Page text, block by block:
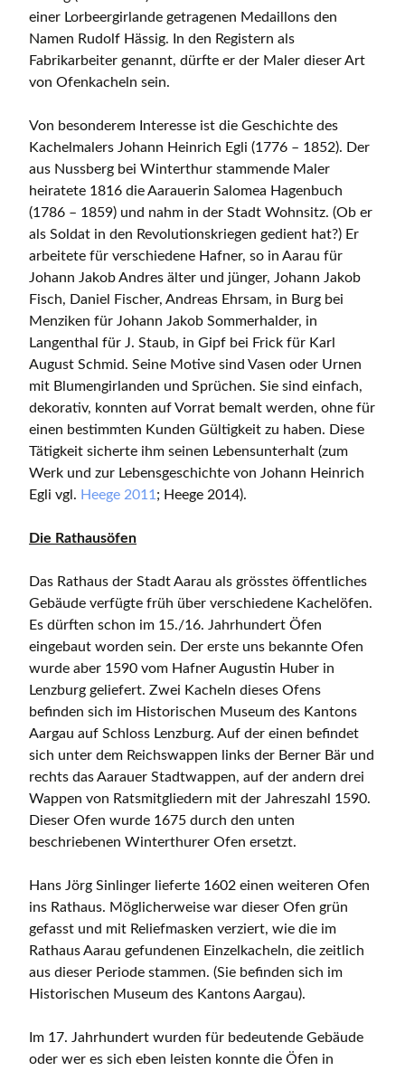
einer Lorbeergirlande getragenen Medaillons den
Namen Rudolf Hässig. In den Registern als
Fabrikarbeiter genannt, dürfte er der Maler dieser Art
von Ofenkacheln sein.
Von besonderem Interesse ist die Geschichte des
Kachelmalers Johann Heinrich Egli (1776 – 1852). Der
aus Nussberg bei Winterthur stammende Maler
heiratete 1816 die Aarauerin Salomea Hagenbuch
(1786 – 1859) und nahm in der Stadt Wohnsitz. (Ob er
als Soldat in den Revolutionskriegen gedient hat?) Er
arbeitete für verschiedene Hafner, so in Aarau für
Johann Jakob Andres älter und jünger, Johann Jakob
Fisch, Daniel Fischer, Andreas Ehrsam, in Burg bei
Menziken für Johann Jakob Sommerhalder, in
Langenthal für J. Staub, in Gipf bei Frick für Karl
August Schmid. Seine Motive sind Vasen oder Urnen
mit Blumengirlanden und Sprüchen. Sie sind einfach,
dekorativ, konnten auf Vorrat bemalt werden, ohne für
einen bestimmten Kunden Gültigkeit zu haben. Diese
Tätigkeit sicherte ihm seinen Lebensunterhalt (zum
Werk und zur Lebensgeschichte von Johann Heinrich
Egli vgl. Heege 2011 ; Heege 2014).
Die Rathausöfen
Das Rathaus der Stadt Aarau als grösstes öffentliches
Gebäude verfügte früh über verschiedene Kachelöfen.
Es dürften schon im 15./16. Jahrhundert Öfen
eingebaut worden sein. Der erste uns bekannte Ofen
wurde aber 1590 vom Hafner Augustin Huber in
Lenzburg geliefert. Zwei Kacheln dieses Ofens
befinden sich im Historischen Museum des Kantons
Aargau auf Schloss Lenzburg. Auf der einen befindet
sich unter dem Reichswappen links der Berner Bär und
rechts das Aarauer Stadtwappen, auf der andern drei
Wappen von Ratsmitgliedern mit der Jahreszahl 1590.
Dieser Ofen wurde 1675 durch den unten
beschriebenen Winterthurer Ofen ersetzt.
Hans Jörg Sinlinger lieferte 1602 einen weiteren Ofen
ins Rathaus. Möglicherweise war dieser Ofen grün
gefasst und mit Reliefmasken verziert, wie die im
Rathaus Aarau gefundenen Einzelkacheln, die zeitlich
aus dieser Periode stammen. (Sie befinden sich im
Historischen Museum des Kantons Aargau).
Im 17. Jahrhundert wurden für bedeutende Gebäude
oder wer es sich eben leisten konnte die Öfen in